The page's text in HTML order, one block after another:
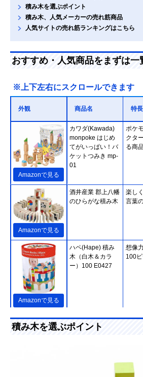
積み木を選ぶポイント
積み木、人気メーカーの売れ筋商品
人気サイトの売れ筋ランキングはこちら
おすすめ・人気商品をまずは一
※上下左右にスクロールできます
外観 商品名 特長
Amazonで見る
カワダ(Kawada)
monpoke はじめ
てがいっぱい！バ
ケットつみき mp-
01
ポケ
クタ
る商
Amazonで見る
酒井産業 郡上八幡
のひらがな積み木
楽し
言葉
Amazonで見る
ハペ(Hape) 積み
木（白木＆カラ
ー）100 E0427
想像
100
ピープル お米のど
うぶつつみき いろ
素材
積み木を選ぶポイント